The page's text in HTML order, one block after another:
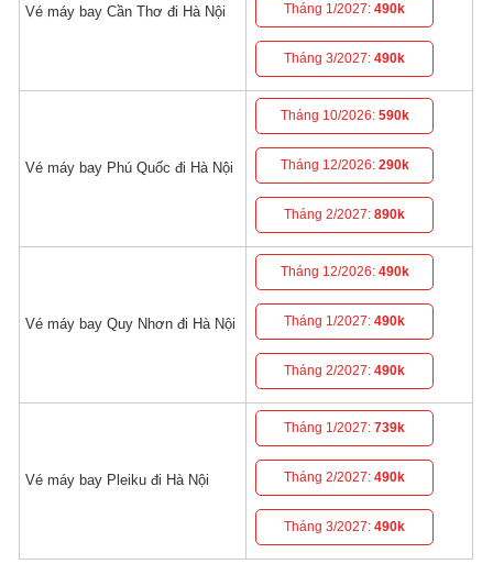
Vé máy bay Cần Thơ đi Hà Nội Tháng 1/2027:490k
Tháng 3/2027:490k
Vé máy bay Phú Quốc đi Hà Nội
Tháng 10/2026: 590k
Tháng 12/2026: 290k
Tháng 2/2027:890k
Vé máy bay Quy Nhơn đi Hà Nội
Tháng 12/2026: 490k
Tháng 1/2027:490k
Tháng 2/2027:490k
Vé máy bay Pleiku đi Hà Nội
Tháng 1/2027:739k
Tháng 2/2027:490k
Tháng 3/2027:490k